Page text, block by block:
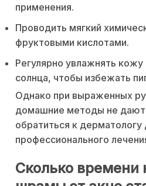
применения.
Проводить мягкий
фруктовыми кислотами.
Регулярно увлажнять
солнца, чтобы избежать
Однако при выраженных
домашние методы не дают
обратиться к
профессионального
Сколько времени